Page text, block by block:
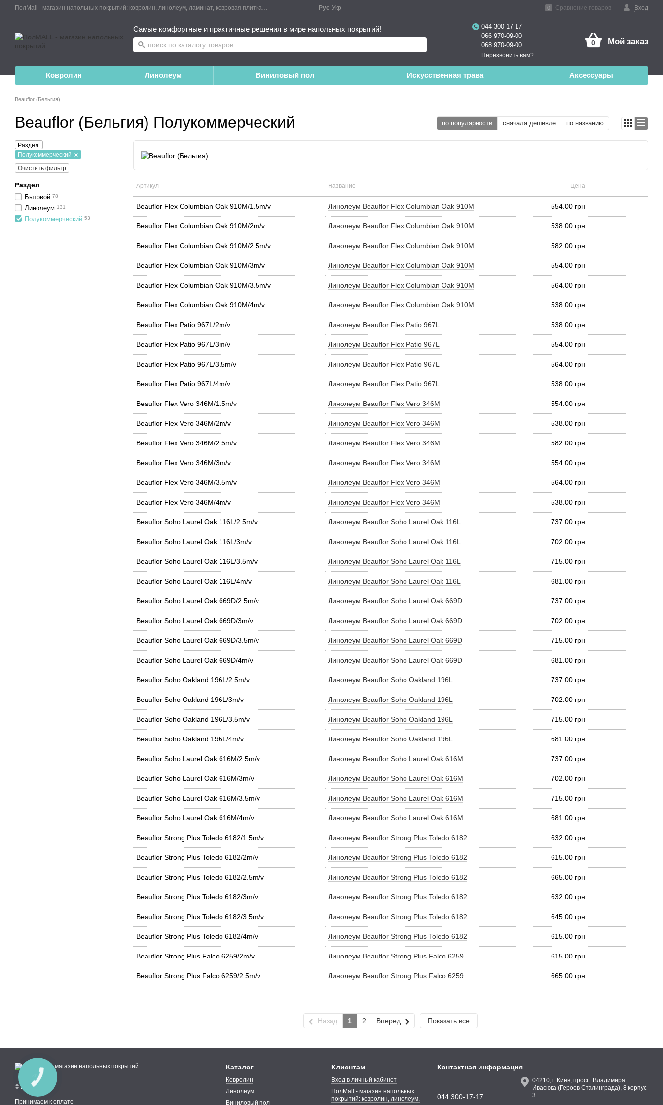
ПолMall - магазин напольных покрытий: ковролин, линолеум, ламинат, ковровая плитка и искусственная трава Вход
0 Сравнение товаров
Рус Укр
Самые комфортные и практичные решения в мире напольных покрытий!
044 300-17-17
066 970-09-00
068 970-09-00
Перезвонить вам?
0 Мой заказ
Ковролин Линолеум Виниловый пол Искусственная трава Аксессуары
Beauflor (Бельгия)
Beauflor (Бельгия) Полукоммерческий по популярности сначала дешевле по названию
Артикул Название Цена
Beauflor Flex Columbian Oak 910M/1.5m/v Линолеум Beauflor Flex Columbian Oak 910M 554.00 грн
Beauflor Flex Columbian Oak 910M/2m/v Линолеум Beauflor Flex Columbian Oak 910M 538.00 грн
Beauflor Flex Columbian Oak 910M/2.5m/v Линолеум Beauflor Flex Columbian Oak 910M 582.00 грн
Beauflor Flex Columbian Oak 910M/3m/v Линолеум Beauflor Flex Columbian Oak 910M 554.00 грн
Beauflor Flex Columbian Oak 910M/3.5m/v Линолеум Beauflor Flex Columbian Oak 910M 564.00 грн
Beauflor Flex Columbian Oak 910M/4m/v Линолеум Beauflor Flex Columbian Oak 910M 538.00 грн
Beauflor Flex Patio 967L/2m/v Линолеум Beauflor Flex Patio 967L 538.00 грн
Beauflor Flex Patio 967L/3m/v Линолеум Beauflor Flex Patio 967L 554.00 грн
Beauflor Flex Patio 967L/3.5m/v Линолеум Beauflor Flex Patio 967L 564.00 грн
Beauflor Flex Patio 967L/4m/v Линолеум Beauflor Flex Patio 967L 538.00 грн
Beauflor Flex Vero 346M/1.5m/v Линолеум Beauflor Flex Vero 346M 554.00 грн
Beauflor Flex Vero 346M/2m/v Линолеум Beauflor Flex Vero 346M 538.00 грн
Beauflor Flex Vero 346M/2.5m/v Линолеум Beauflor Flex Vero 346M 582.00 грн
Beauflor Flex Vero 346M/3m/v Линолеум Beauflor Flex Vero 346M 554.00 грн
Beauflor Flex Vero 346M/3.5m/v Линолеум Beauflor Flex Vero 346M 564.00 грн
Beauflor Flex Vero 346M/4m/v Линолеум Beauflor Flex Vero 346M 538.00 грн
Beauflor Soho Laurel Oak 116L/2.5m/v Линолеум Beauflor Soho Laurel Oak 116L 737.00 грн
Beauflor Soho Laurel Oak 116L/3m/v Линолеум Beauflor Soho Laurel Oak 116L 702.00 грн
Beauflor Soho Laurel Oak 116L/3.5m/v Линолеум Beauflor Soho Laurel Oak 116L 715.00 грн
Beauflor Soho Laurel Oak 116L/4m/v Линолеум Beauflor Soho Laurel Oak 116L 681.00 грн
Beauflor Soho Laurel Oak 669D/2.5m/v Линолеум Beauflor Soho Laurel Oak 669D 737.00 грн
Beauflor Soho Laurel Oak 669D/3m/v Линолеум Beauflor Soho Laurel Oak 669D 702.00 грн
Beauflor Soho Laurel Oak 669D/3.5m/v Линолеум Beauflor Soho Laurel Oak 669D 715.00 грн
Beauflor Soho Laurel Oak 669D/4m/v Линолеум Beauflor Soho Laurel Oak 669D 681.00 грн
Beauflor Soho Oakland 196L/2.5m/v Линолеум Beauflor Soho Oakland 196L 737.00 грн
Beauflor Soho Oakland 196L/3m/v Линолеум Beauflor Soho Oakland 196L 702.00 грн
Beauflor Soho Oakland 196L/3.5m/v Линолеум Beauflor Soho Oakland 196L 715.00 грн
Beauflor Soho Oakland 196L/4m/v Линолеум Beauflor Soho Oakland 196L 681.00 грн
Beauflor Soho Laurel Oak 616M/2.5m/v Линолеум Beauflor Soho Laurel Oak 616M 737.00 грн
Beauflor Soho Laurel Oak 616M/3m/v Линолеум Beauflor Soho Laurel Oak 616M 702.00 грн
Beauflor Soho Laurel Oak 616M/3.5m/v Линолеум Beauflor Soho Laurel Oak 616M 715.00 грн
Beauflor Soho Laurel Oak 616M/4m/v Линолеум Beauflor Soho Laurel Oak 616M 681.00 грн
Beauflor Strong Plus Toledo 6182/1.5m/v Линолеум Beauflor Strong Plus Toledo 6182 632.00 грн
Beauflor Strong Plus Toledo 6182/2m/v Линолеум Beauflor Strong Plus Toledo 6182 615.00 грн
Beauflor Strong Plus Toledo 6182/2.5m/v Линолеум Beauflor Strong Plus Toledo 6182 665.00 грн
Beauflor Strong Plus Toledo 6182/3m/v Линолеум Beauflor Strong Plus Toledo 6182 632.00 грн
Beauflor Strong Plus Toledo 6182/3.5m/v Линолеум Beauflor Strong Plus Toledo 6182 645.00 грн
Beauflor Strong Plus Toledo 6182/4m/v Линолеум Beauflor Strong Plus Toledo 6182 615.00 грн
Beauflor Strong Plus Falco 6259/2m/v Линолеум Beauflor Strong Plus Falco 6259 615.00 грн
Beauflor Strong Plus Falco 6259/2.5m/v Линолеум Beauflor Strong Plus Falco 6259 665.00 грн
Назад 1 2 Вперед Показать все
Раздел:
Полукоммерческий
Очистить фильтр
Раздел
Бытовой 78
Линолеум 131
Полукоммерческий 53
© 2018—2026
Принимаем к оплате
Каталог
Ковролин
Линолеум
Виниловый пол
Клиентам
Вход в личный кабинет
ПолMall - магазин напольных
покрытий: ковролин, линолеум,
Контактная информация
044 300-17-17
04210, г. Киев, просп. Владимира
Ивасюка (Героев Сталинграда), 8 корпус
3
КНОПКА
СВЯЗИ